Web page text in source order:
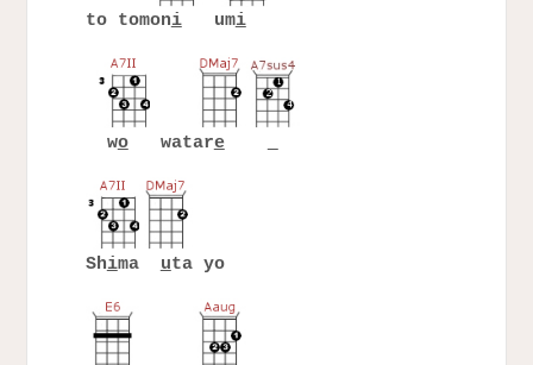
to tomoniumi
wowatare
Shima uta yo